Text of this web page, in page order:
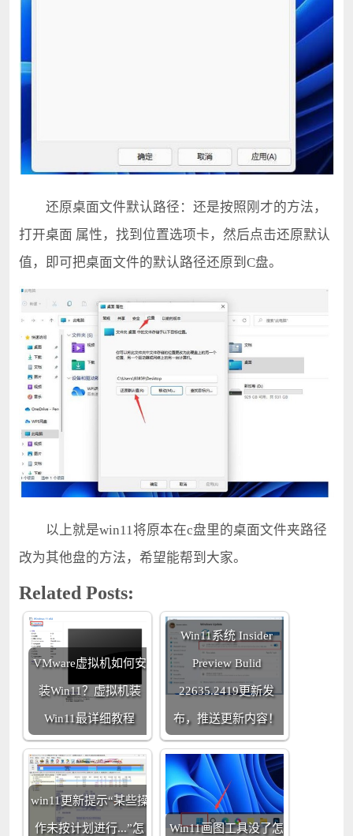
还原桌面文件默认路径：还是按照刚才的方法，
打开桌面 属性，找到位置选项卡，然后点击还原默认
值，即可把桌面文件的默认路径还原到C盘。
以上就是win11将原本在c盘里的桌面文件夹路径
改为其他盘的方法，希望能帮到大家。
Related Posts:
VMware虚拟机如何安
装Win11？虚拟机装
Win11最详细教程
Win11系统 Insider
Preview Bulid
22635.2419更新发
布，推送更新内容！
win11更新提示“某些操
作未按计划进行...”怎 Win11画图工具没了怎